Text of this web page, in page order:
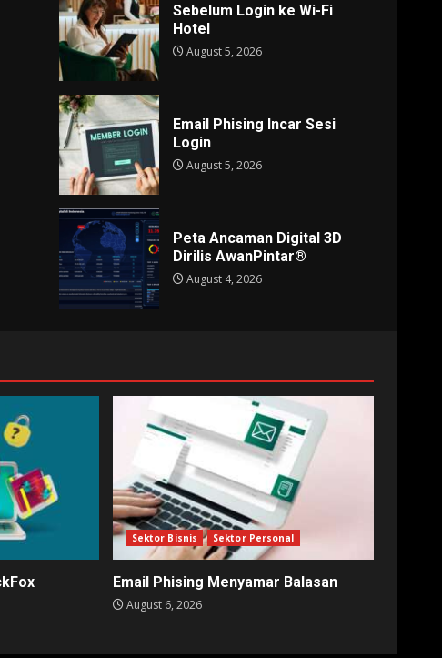
Sebelum Login ke Wi-Fi
Hotel
August 5, 2026
Email Phising Incar Sesi
Login
August 5, 2026
Peta Ancaman Digital 3D
Dirilis AwanPintar®
August 4, 2026
Sektor Bisnis Sektor Personal
Email Phising Menyamar Balasan
August 6, 2026